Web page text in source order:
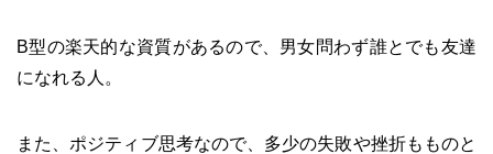
B型の楽天的な資質があるので、男女問わず誰とでも友達
になれる人。
また、ポジティブ思考なので、多少の失敗や挫折もものと